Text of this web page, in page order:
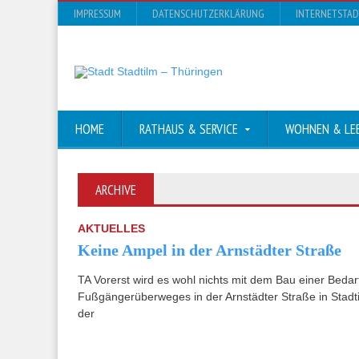
IMPRESSUM DATENSCHUTZERKLÄRUNG
HOME RATHAUS & SERVICE WOHNEN &
ARCHIVE
AKTUELLES
Keine Ampel in der Arnstädter Straße
TA Vorerst wird es wohl nichts mit dem Bau einer
Fußgängerüberweges in der Arnstädter Straße in
der